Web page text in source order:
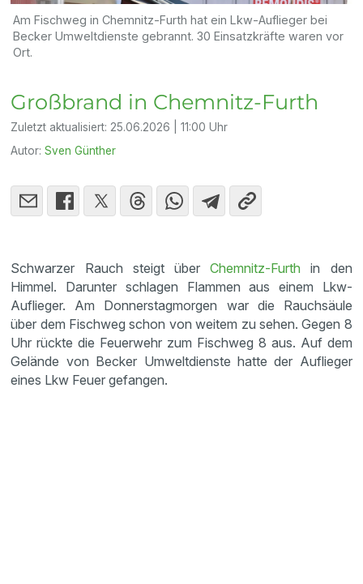
Am Fischweg in Chemnitz-Furth hat ein Lkw-Auflieger bei
Becker Umweltdienste gebrannt. 30 Einsatzkräfte waren vor
Ort.
Großbrand in Chemnitz-Furth
Zuletzt aktualisiert: 25.06.2026 | 11:00 Uhr
Autor:Sven Günther
Schwarzer Rauch steigt überChemnitz-Furth in den
Himmel. Darunter schlagen Flammen aus einem Lkw-
Auflieger. Am Donnerstagmorgen war die Rauchsäule
über dem Fischweg schon von weitem zu sehen. Gegen 8
Uhr rückte die Feuerwehr zum Fischweg 8 aus. Auf dem
Gelände von Becker Umweltdienste hatte der Auflieger
eines Lkw Feuer gefangen.